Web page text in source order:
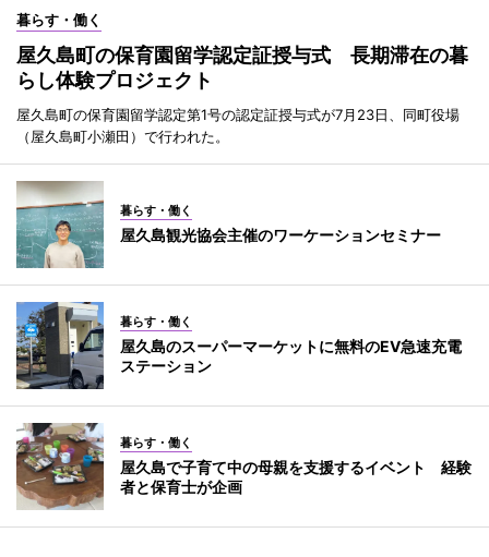
暮らす・働く
屋久島町の保育園留学認定証授与式 長期滞在の暮
らし体験プロジェクト
屋久島町の保育園留学認定第1号の認定証授与式が7月23日、同町役場
（屋久島町小瀬田）で行われた。
暮らす・働く
屋久島観光協会主催のワーケーションセミナー
暮らす・働く
屋久島のスーパーマーケットに無料のEV急速充電
ステーション
暮らす・働く
屋久島で子育て中の母親を支援するイベント 経験
者と保育士が企画